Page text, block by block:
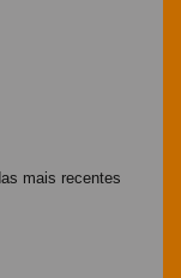
mais recentes